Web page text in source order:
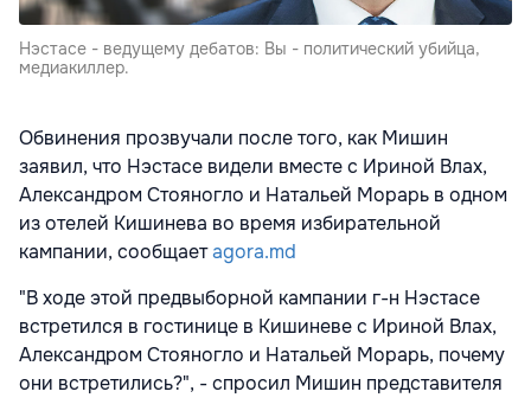
Нэстасе - ведущему дебатов: Вы - политический убийца,
медиакиллер.
Обвинения прозвучали после того, как Мишин
заявил, что Нэстасе видели вместе с Ириной Влах,
Александром Стояногло и Натальей Морарь в одном
из отелей Кишинева во время избирательной
кампании, сообщаетagora.md
"В ходе этой предвыборной кампании г-н Нэстасе
встретился в гостинице в Кишиневе с Ириной Влах,
Александром Стояногло и Натальей Морарь, почему
они встретились?", - спросил Мишин представителя